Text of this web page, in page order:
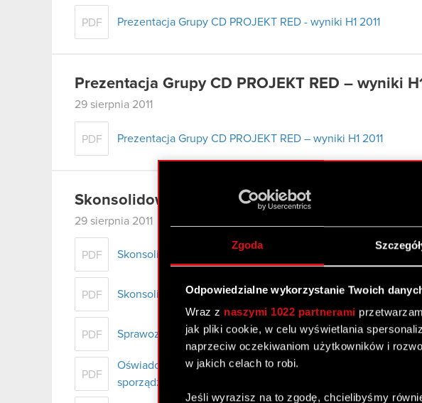
Zgoda
Odpowiedzialne wykorzystanie Twoich
Wraz z naszymi 1022 partnerami
jak pliki cookie, w celu wyświetlania
naprzeciw oczekiwaniom użytkowników i
w jakich celach to robi.
Jeśli wyrazisz na to zgodę, chcielibyśmy
PDF Prezentacja Grupy CD PROJEKT RED - wyniki H1 2011
Prezentacja Grupy CD PROJEKT RED – wyniki
29 sierpnia 2011
PDF Prezentacja Grupy CD PROJEKT RED – wyniki H1 2011
Skonsolidowany raport półroczny – 2011
29 sierpnia 2011
PDF Skonsolidowany raport za 1 półrocze 2011 r. - ESPI
PDF Skonsolidowane półroczne sprawozdanie finansowe za 1 kw.
PDF Sprawozdanie Zarządu z działalności Grupy Kapitałowej CD
PDF
Oświadczenia Zarządu w sprawie podmiotu uprawnionego
sporządzenia sprawozdania finansowego